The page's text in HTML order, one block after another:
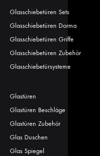
Glasschiebetüren Sets
Glasschiebetüren Dorma
Glasschiebetüren Griffe
Glasschiebetüren Zubehör
Glasschiebetürsysteme
Glastüren
Glastüren Beschläge
Glastüren Zubehör
Glas Duschen
Glas Spiegel